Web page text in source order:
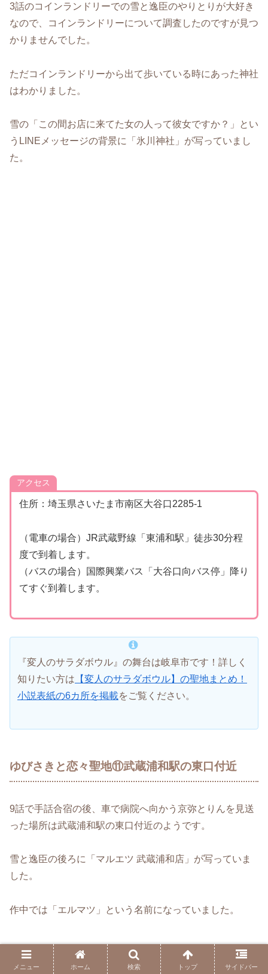
3話のコインランドリーでの雪と逸臣のやりとりが大好き
なので、コインランドリーについて調査したのですが見つ
かりませんでした。
ただコインランドリーから出て歩いている時にあった神社
はわかりました。
雪の「この間お店に来てた女の人って彼女ですか？」とい
うLINEメッセージの背景に「氷川神社」が写っていまし
た。
アクセス
住所：埼玉県さいたま市南区大谷口2285‐1
（電車の場合）JR武蔵野線「東浦和駅」徒歩30分程
度で到着します。
（バスの場合）国際興業バス「大谷口向バス停」降り
てすぐ到着します。
『変人のサラダボウル』の舞台は岐阜市です！詳しく
知りたい方は 【変人のサラダボウル】の聖地まとめ！
小説表紙の6カ所を掲載をご覧ください。
ゆびさきと恋々聖地⑪武蔵浦和駅の東口付近
9話で手話合宿の後、車で病院へ向かう京弥とりんを見送
った場所は武蔵浦和駅の東口付近のようです。
雪と逸臣の後ろに「マルエツ 武蔵浦和店」が写っていま
した。
作中では「エルマツ」という名前になっていました。
メニュー ホーム 検索 トップ サイドバー